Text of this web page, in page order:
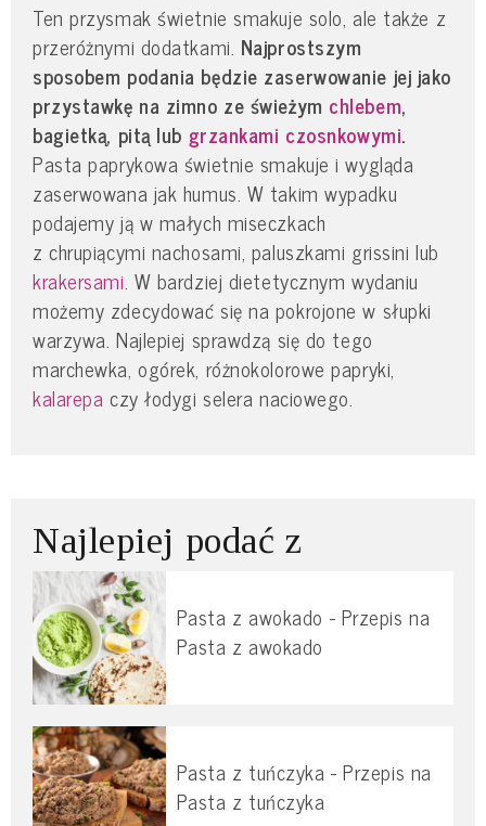
Ten przysmak świetnie smakuje solo, ale także z
przeróżnymi dodatkami. Najprostszym
sposobem podania będzie zaserwowanie jej jako
przystawkę na zimno ze świeżym chlebem,
bagietką, pitą lub grzankami czosnkowymi.
Pasta paprykowa świetnie smakuje i wygląda
zaserwowana jak humus. W takim wypadku
podajemy ją w małych miseczkach
z chrupiącymi nachosami, paluszkami grissini lub
krakersami. W bardziej dietetycznym wydaniu
możemy zdecydować się na pokrojone w słupki
warzywa. Najlepiej sprawdzą się do tego
marchewka, ogórek, różnokolorowe papryki,
kalarepa czy łodygi selera naciowego.
Najlepiej podać z
Pasta z awokado - Przepis na
Pasta z awokado
Pasta z tuńczyka - Przepis na
Pasta z tuńczyka